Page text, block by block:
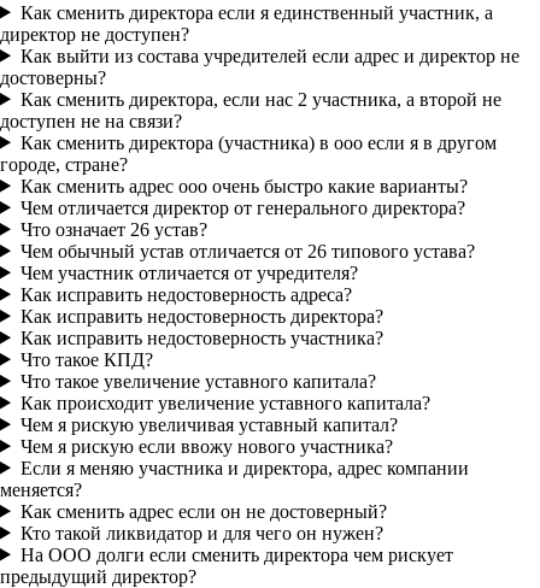
Как сменить директора если я единственный участник, а
директор не доступен?
Как выйти из состава учредителей если адрес и директор не
достоверны?
Как сменить директора, если нас 2 участника, а второй не
доступен не на связи?
Как сменить директора (участника) в ооо если я в другом
городе, стране?
Как сменить адрес ооо очень быстро какие варианты?
Чем отличается директор от генерального директора?
Что означает 26 устав?
Чем обычный устав отличается от 26 типового устава?
Чем участник отличается от учредителя?
Как исправить недостоверность адреса?
Как исправить недостоверность директора?
Как исправить недостоверность участника?
Что такое КПД?
Что такое увеличение уставного капитала?
Как происходит увеличение уставного капитала?
Чем я рискую увеличивая уставный капитал?
Чем я рискую если ввожу нового участника?
Если я меняю участника и директора, адрес компании
меняется?
Как сменить адрес если он не достоверный?
Кто такой ликвидатор и для чего он нужен?
На ООО долги если сменить директора чем рискует
предыдущий директор?